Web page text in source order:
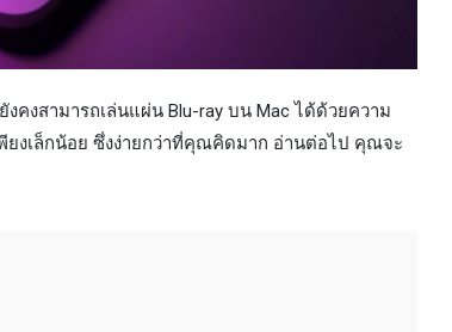
คงสามารถเล่นแผ่น Blu-ray บน Mac ได้ด้วยความ
ยงเล็กน้อย ซึ่งง่ายกว่าที่คุณคิดมาก อ่านต่อไป คุณจะ